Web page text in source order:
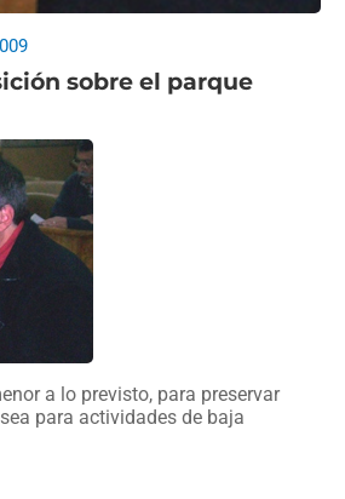
sobre el parque
a lo previsto, para preservar
para actividades de baja